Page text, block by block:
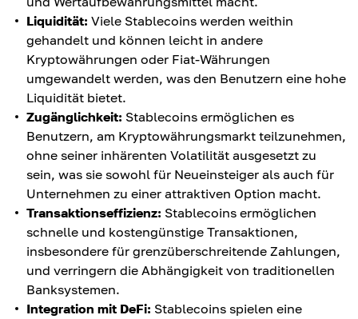
Liquidität: Viele Stablecoins werden weithin
gehandelt und können leicht in andere
Kryptowährungen oder Fiat-Währungen
umgewandelt werden, was den Benutzern eine hohe
Liquidität bietet.
Zugänglichkeit: Stablecoins ermöglichen es
Benutzern, am Kryptowährungsmarkt teilzunehmen,
ohne seiner inhärenten Volatilität ausgesetzt zu
sein, was sie sowohl für Neueinsteiger als auch für
Unternehmen zu einer attraktiven Option macht.
Transaktionseffizienz: Stablecoins ermöglichen
schnelle und kostengünstige Transaktionen,
insbesondere für grenzüberschreitende Zahlungen,
und verringern die Abhängigkeit von traditionellen
Banksystemen.
Integration mit DeFi: Stablecoins spielen eine